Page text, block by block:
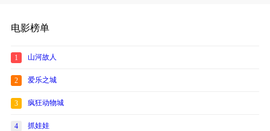
电影榜单
1 山河故人
2 爱乐之城
3 疯狂动物城
4 抓娃娃